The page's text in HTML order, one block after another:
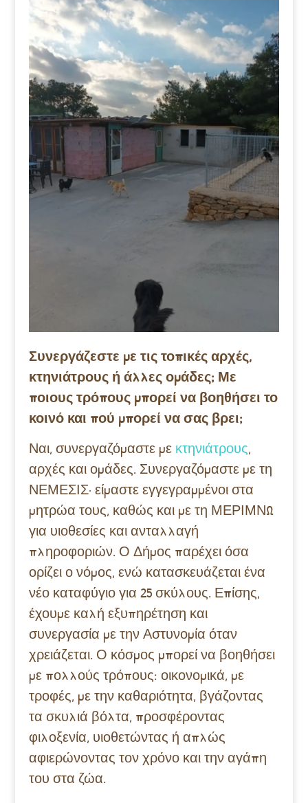
Συνεργάζεστε με τις τοπικές αρχές,
κτηνιάτρους ή άλλες ομάδες; Με
ποιους τρόπους μπορεί να βοηθήσει το
κοινό και πού μπορεί να σας βρει;
Ναι, συνεργαζόμαστε με κτηνιάτρους,
αρχές και ομάδες. Συνεργαζόμαστε με τη
ΝΕΜΕΣΙΣ· είμαστε εγγεγραμμένοι στα
μητρώα τους, καθώς και με τη ΜΕΡΙΜΝΩ
για υιοθεσίες και ανταλλαγή
πληροφοριών. Ο Δήμος παρέχει όσα
ορίζει ο νόμος, ενώ κατασκευάζεται ένα
νέο καταφύγιο για 25 σκύλους. Επίσης,
έχουμε καλή εξυπηρέτηση και
συνεργασία με την Αστυνομία όταν
χρειάζεται. Ο κόσμος μπορεί να βοηθήσει
με πολλούς τρόπους: οικονομικά, με
τροφές, με την καθαριότητα, βγάζοντας
τα σκυλιά βόλτα, προσφέροντας
φιλοξενία, υιοθετώντας ή απλώς
αφιερώνοντας τον χρόνο και την αγάπη
του στα ζώα.